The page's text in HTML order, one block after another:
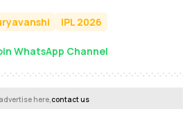
IPL 2026
WhatsApp Channel
here,contact us